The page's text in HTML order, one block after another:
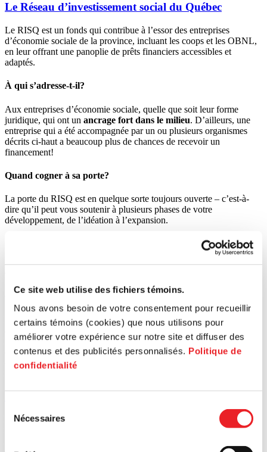
Ce site web utilise des fichiers témoins.
Nous avons besoin de votre consentement pour recueillir
certains témoins (cookies) que nous utilisons pour
améliorer votre expérience sur notre site et diffuser des
contenus et des publicités personnalisés. Politique de
confidentialité
Nécessaires
Le Réseau d’investissement social du Québec
Le RISQ est un fonds qui contribue à l’essor des entreprises
d’économie sociale de la province, incluant les coops et les OBNL,
en leur offrant une panoplie de prêts financiers accessibles et
adaptés.
À qui s’adresse-t-il?
Aux entreprises d’économie sociale, quelle que soit leur forme
juridique, qui ont un ancrage fort dans le milieu. D’ailleurs, une
entreprise qui a été accompagnée par un ou plusieurs organismes
décrits ci-haut a beaucoup plus de chances de recevoir un
financement!
Quand cogner à sa porte?
La porte du RISQ est en quelque sorte toujours ouverte – c’est-à-
dire qu’il peut vous soutenir à plusieurs phases de votre
développement, de l’idéation à l’expansion.
options de financement, dont
le Fonds Émergence pour couvrir les besoins liés au prédémarrage,
Quelles sont ses particularités?
Le RISQ doit présenter votre projet à descomités d’investissemen
afin d’obtenir l’approbation du financement. C’est pourquoi
l’analyste responsable de votre dossier pourrait vous poser beaucoup
de questions, remettre certaines choses en doute et s’accrocher à
certains détails. Vaut mieux arriver avec un projet bien ficelé pour
Investissement Québec est un organisme d’envergure qui a comme
contribuer au développement des entreprises d’icien